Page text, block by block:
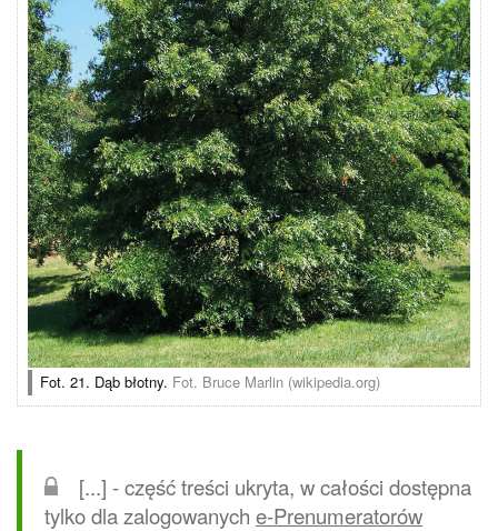
Fot. 21. Dąb błotny. Fot. Bruce Marlin (wikipedia.org)
[...] - część treści ukryta, w całości dostępna
tylko dla zalogowanych e-Prenumeratorów